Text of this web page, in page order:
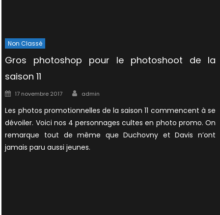
Non Classé
Gros photoshop pour le photoshoot de la
saison 11
Posted
17 novembre 2017 Author
admin
Les photos promotionnelles de la saison 11 commencent à se
dévoiler. Voici nos 4 personnages cultes en photo promo. On
remarque tout de même que Duchovny et Davis n’ont
jamais paru aussi jeunes.